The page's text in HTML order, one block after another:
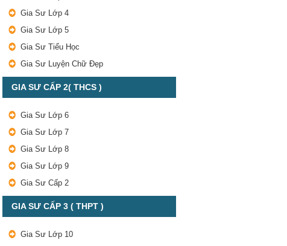
Gia Sư Lớp 4
Gia Sư Lớp 5
Gia Sư Tiểu Học
Gia Sư Luyện Chữ Đẹp
GIA SƯ CẤP 2( THCS )
Gia Sư Lớp 6
Gia Sư Lớp 7
Gia Sư Lớp 8
Gia Sư Lớp 9
Gia Sư Cấp 2
GIA SƯ CẤP 3 ( THPT )
Gia Sư Lớp 10